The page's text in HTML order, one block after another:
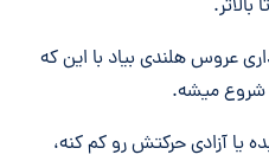
عروس هلندی بیاد با این که
یا آزادی حرکتش رو کم کنه،